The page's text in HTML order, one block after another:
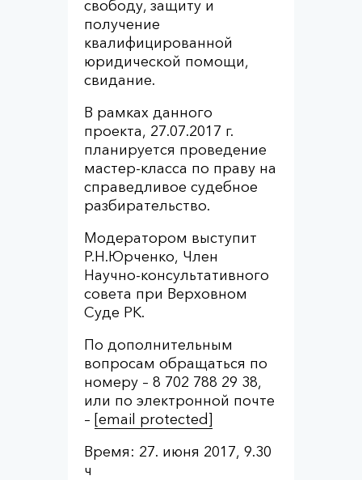
свободу, защиту и
получение
квалифицированной
юридической помощи,
свидание.
В рамках данного
проекта, 27.07.2017 г.
планируется проведение
мастер-класса по праву на
справедливое судебное
разбирательство.
Модератором выступит
Р.Н.Юрченко, Член
Научно-консультативного
совета при Верховном
Суде РК.
По дополнительным
вопросам обращаться по
номеру – 8 702 788 29 38,
или по электронной почте
– [email protected]
Время: 27. июня 2017, 9.30
ч